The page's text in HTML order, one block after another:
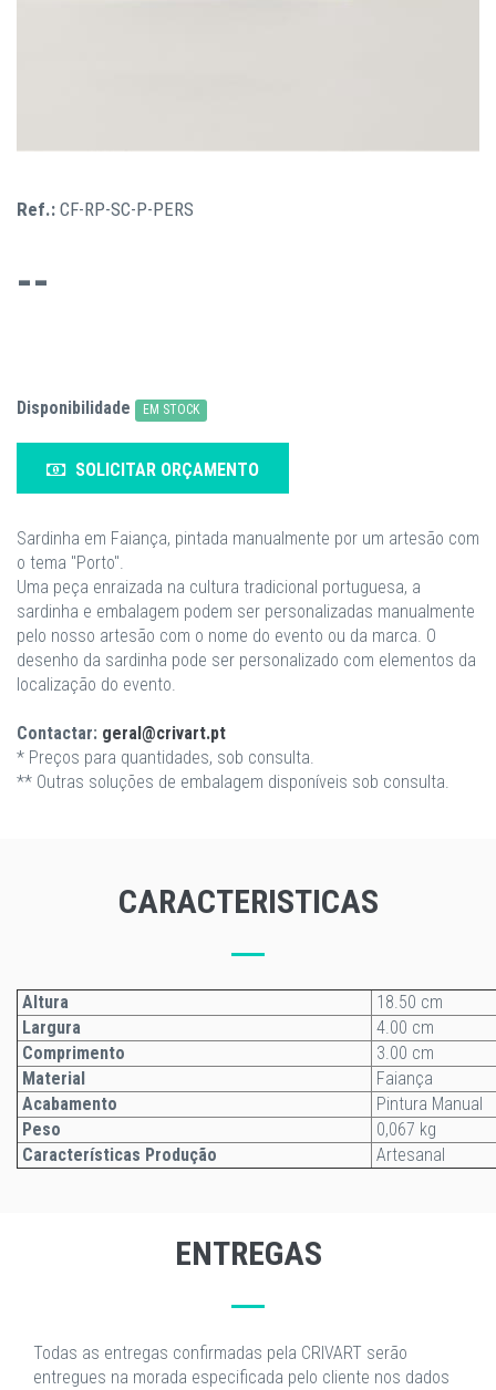
Ref.: CF-RP-SC-P-PERS
--
Disponibilidade EM STOCK
SOLICITAR ORÇAMENTO
Sardinha em Faiança, pintada manualmente por um artesão com
o tema "Porto".
Uma peça enraizada na cultura tradicional portuguesa, a
sardinha e embalagem podem ser personalizadas manualmente
pelo nosso artesão com o nome do evento ou da marca. O
desenho da sardinha pode ser personalizado com elementos da
localização do evento.
Contactar: geral@crivart.pt
* Preços para quantidades, sob consulta.
** Outras soluções de embalagem disponíveis sob consulta.
CARACTERISTICAS
Altura
18.50 cm
Largura
4.00 cm
Comprimento
3.00 cm
Material
Faiança
Acabamento
Pintura Manual
Peso
0,067 kg
Características Produção
Artesanal
ENTREGAS
Todas as entregas confirmadas pela CRIVART serão
entregues na morada especificada pelo cliente nos dados